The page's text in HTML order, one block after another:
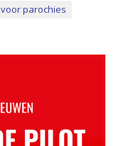
parochies